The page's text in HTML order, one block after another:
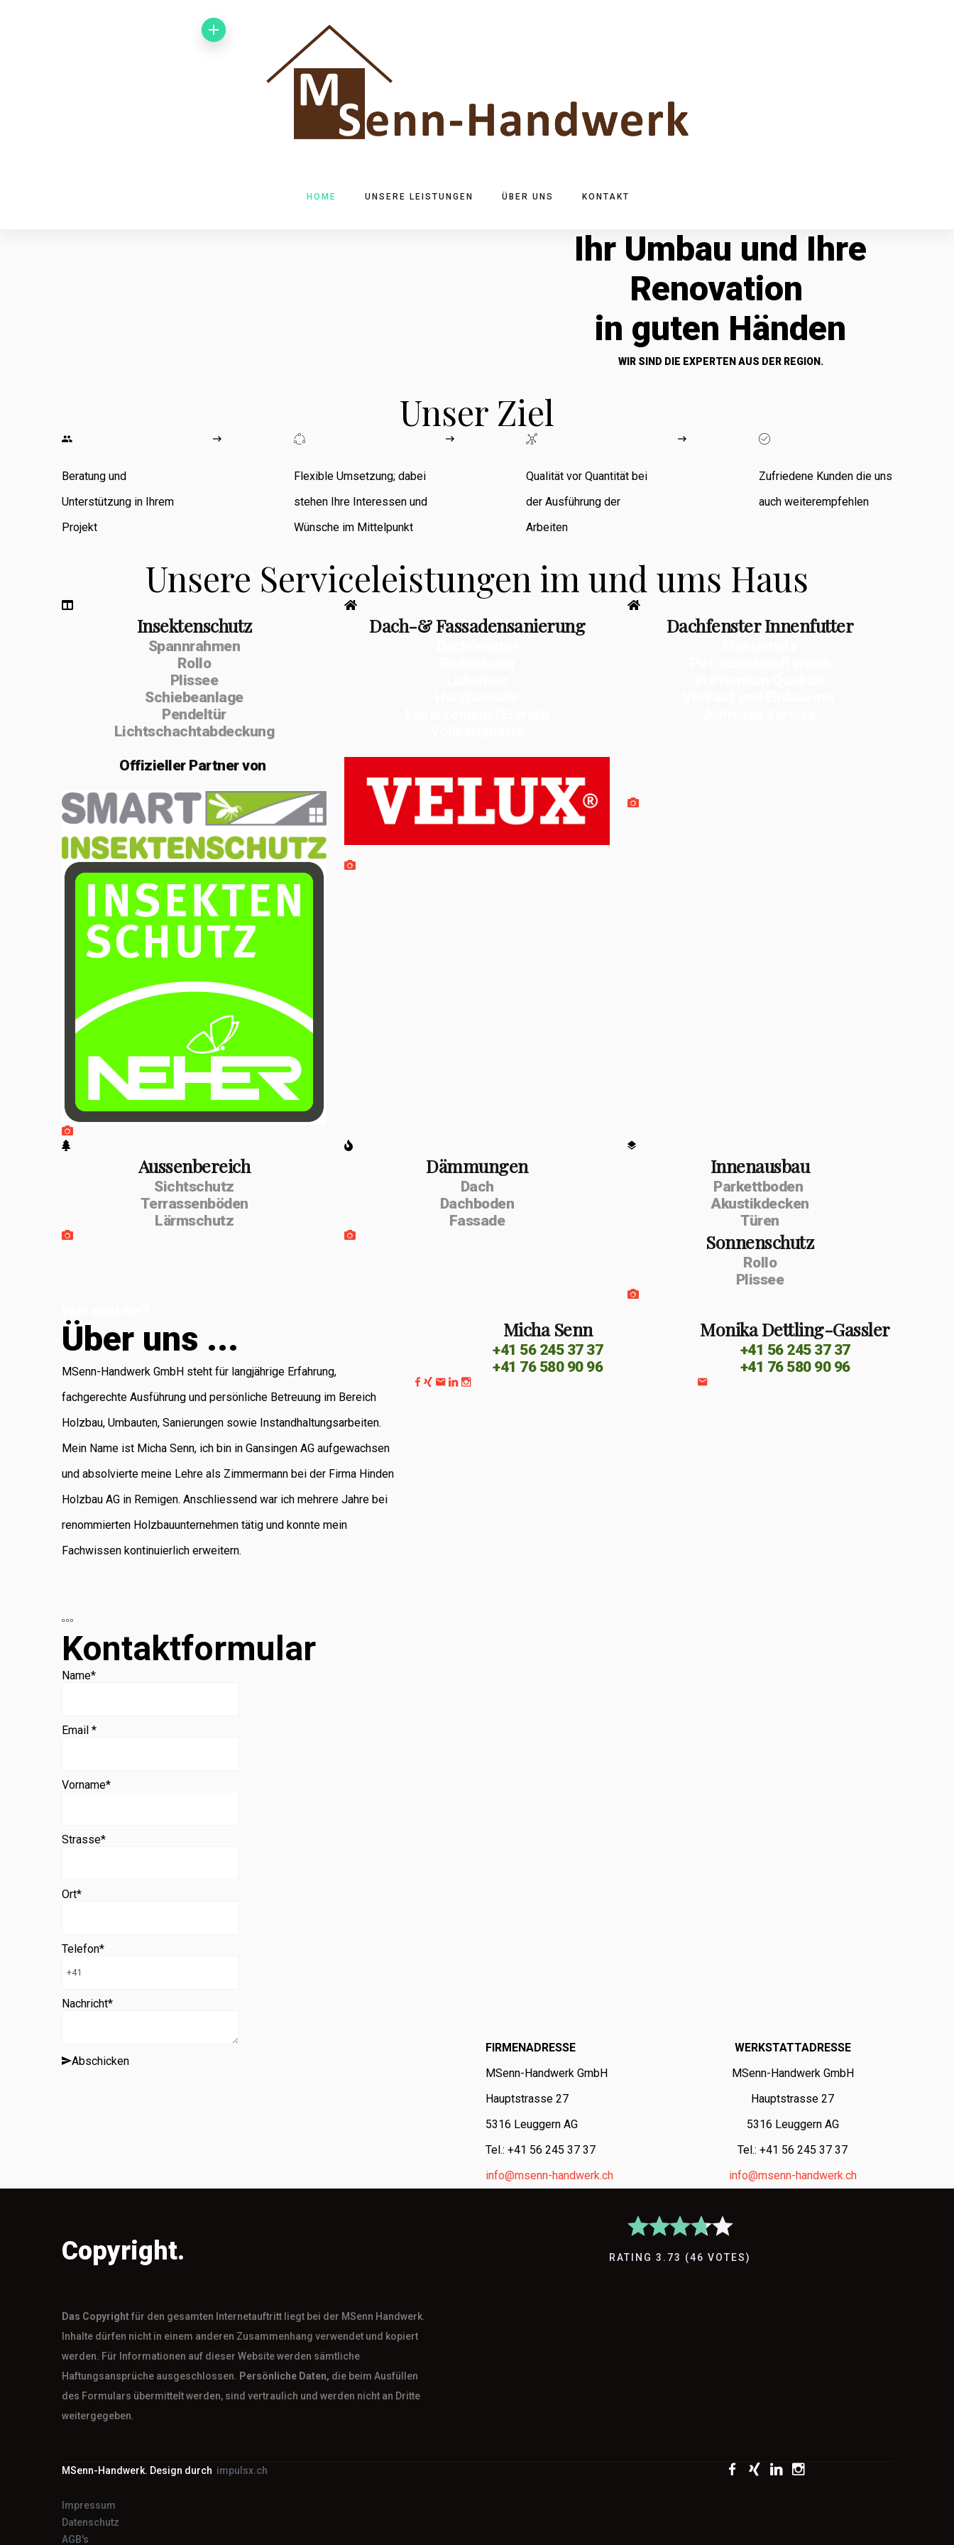
HOME UNSERE LEISTUNGEN ÜBER UNS KONTAKT
Ihr Umbau und Ihre
Renovation
in guten Händen
WIR SIND DIE EXPERTEN AUS DER REGION.
Unser Ziel
Beratung und
Unterstützung in Ihrem
Projekt
Flexible Umsetzung; dabei
stehen Ihre Interessen und
Wünsche im Mittelpunkt
Qualität vor Quantität bei
der Ausführung der
Arbeiten
Zufriedene Kunden die uns
auch weiterempfehlen
Unsere Serviceleistungen im und ums Haus
Insektenschutz
Spannrahmen
Rollo
Plissee
Schiebeanlage
Pendeltür
Lichtschachtabdeckung
OffiziellerPartner von
Dach-& Fassadensanierung Dachfenster Innenfutter
Aussenbereich
Sichtschutz
Terrassenböden
Lärmschutz
Dämmungen
Dach
Dachboden
Fassade
Innenausbau
Parkettboden
Akustikdecken
Türen
Sonnenschutz
Rollo
Plissee
Über uns ...
MSenn-Handwerk GmbH steht für langjährige Erfahrung,
fachgerechte Ausführung und persönliche Betreuung im Bereich
Holzbau, Umbauten, Sanierungen sowie Instandhaltungsarbeiten.
Mein Name ist Micha Senn, ich bin in Gansingen AG aufgewachsen
und absolvierte meine Lehre als Zimmermann bei der Firma Hinden
Holzbau AG in Remigen. Anschliessend war ich mehrere Jahre bei
renommierten Holzbauunternehmen tätig und konnte mein
Fachwissen kontinuierlich erweitern.
Zimmerarbeiten,
Umbauten,
Sanierungen
Im Februar 2020
gründete ich die
Einzelfirma
Februar 2026 die
Umwandlung zur
Handwerk GmbH.
Unterstützt
Monika Dettling-
und Buchhaltung
verantwortlich ist.
Als regional
verankertes
Unternehmen
grossen Wert auf
Zuverlässigkeit
Micha Senn
+41 56 245 37 37
+41 76 580 90 96
Monika Dettling-Gassler
+41 56 245 37 37
+41 76 580 90 96
Kontaktformular
Name*
Email *
Vorname*
Strasse*
Ort*
Telefon*
Nachricht*
Abschicken
FIRMENADRESSE
MSenn-Handwerk GmbH
Hauptstrasse 27
5316 Leuggern AG
Tel.: +41 56 245 37 37
info@msenn-handwerk.ch
WERKSTATTADRESSE
MSenn-Handwerk GmbH
Hauptstrasse 27
5316 Leuggern AG
Tel.: +41 56 245 37 37
info@msenn-handwerk.ch
Copyright.
Das Copyrightfür den gesamten Internetauftritt liegt bei der MSenn Handwerk.
Inhalte dürfen nicht in einem anderen Zusammenhang verwendet und kopiert
werden. Für Informationen auf dieser Website werden sämtliche
Haftungsansprüche ausgeschlossen. Persönliche Daten, die beim Ausfüllen
des Formulars übermittelt werden, sind vertraulich und werden nicht an Dritte
weitergegeben.
RATING3.73 (46 VOTES)
MSenn-Handwerk. Design durch impulsx.ch
Impressum
Datenschutz
AGB's